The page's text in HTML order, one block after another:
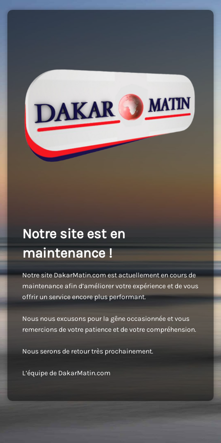
Notre site est en
maintenance !
Notre site DakarMatin.com est actuellement en cours de
maintenance afin d’améliorer votre expérience et de vous
offrir un service encore plus performant.
Nous nous excusons pour la gêne occasionnée et vous
remercions de votre patience et de votre compréhension.
Nous serons de retour très prochainement.
L’équipe de DakarMatin.com